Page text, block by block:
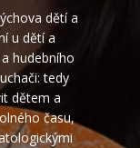
dětí a
u dětí a
hudebního
tedy
dětem a
času,